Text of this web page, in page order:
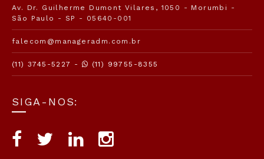
Av. Dr. Guilherme Dumont Vilares, 1050 - Morumbi -
São Paulo - SP - 05640-001
falecom@manageradm.com.br
(11) 3745-5227 - (11) 99755-8355
SIGA-NOS: